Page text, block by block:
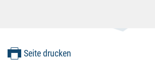
Seite drucken